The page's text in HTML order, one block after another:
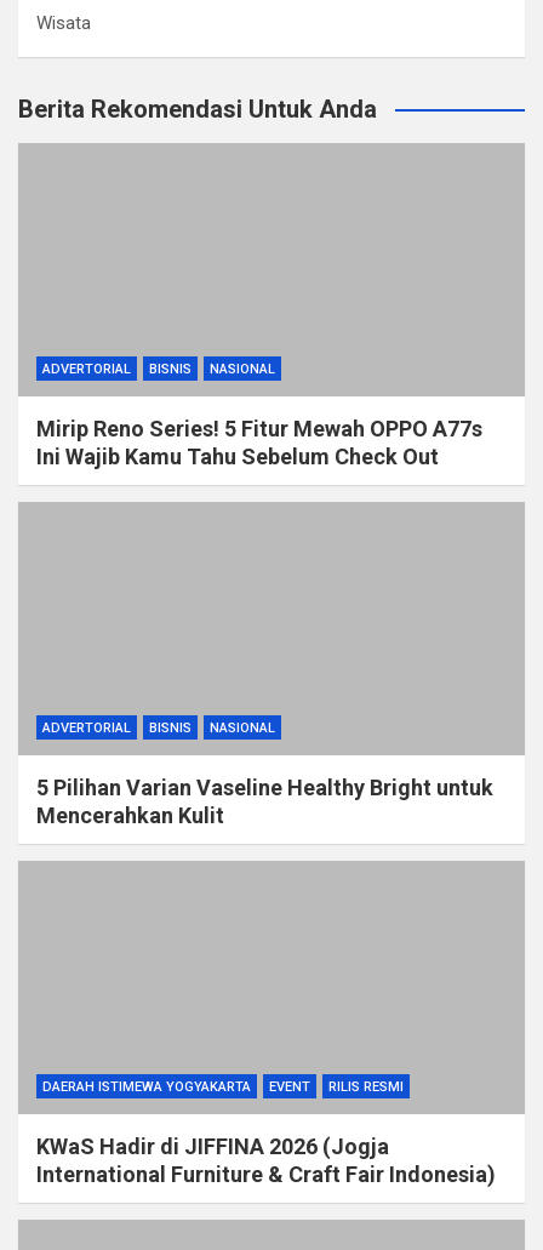
Wisata
Berita Rekomendasi Untuk Anda
ADVERTORIAL BISNIS NASIONAL
Mirip Reno Series! 5 Fitur Mewah OPPO A77s
Ini Wajib Kamu Tahu Sebelum Check Out
ADVERTORIAL BISNIS NASIONAL
5 Pilihan Varian Vaseline Healthy Bright untuk
Mencerahkan Kulit
DAERAH ISTIMEWA YOGYAKARTA EVENT RILIS RESMI
KWaS Hadir di JIFFINA 2026 (Jogja
International Furniture & Craft Fair Indonesia)